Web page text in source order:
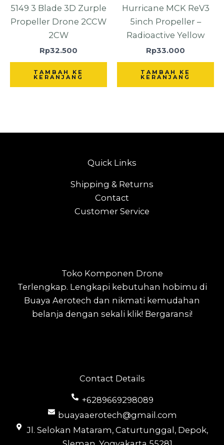
5149 3 Blade 3D Zurple
Propeller Drone 2CCW
2CW
Rp32.500
TAMBAH KE
KERANJANG
Hurricane MCK ReV3
5inch Propeller –
Radioactive Yellow
Rp33.000
TAMBAH KE
KERANJANG
Contact Details
+6289669298089
buayaaerotech@gmail.com
Jl. Selokan Mataram, Caturtunggal, Depok,
Toko Komponen Drone
Terlengkap. Lengkapi kebutuhan hobimu di
Buaya Aerotech dan nikmati kemudahan
belanja dengan sekali klik! Bergaransi!
Quick Links
Shipping & Returns
Contact
Customer Service